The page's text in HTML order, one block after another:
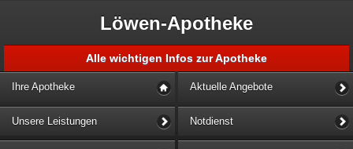
Löwen-Apotheke
Alle wichtigen Infos zur Apotheke
Ihre Apotheke Aktuelle Angebote
Unsere Leistungen Notdienst